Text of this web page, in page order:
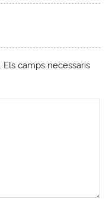
Els camps necessaris